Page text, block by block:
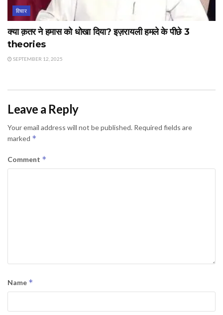
विचार
क्या क़तर ने हमास को धोखा दिया? इज़रायली हमले के पीछे 3
theories
SEPTEMBER 12, 2025
Leave a Reply
Your email address will not be published. Required fields are
marked *
Comment *
Name *